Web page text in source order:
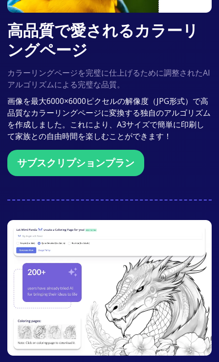
高品質で愛されるカラーリ
ングページ
カラーリングページを完璧に仕上げるために調整されたAI
アルゴリズムによる完璧な品質。
画像を最大6000×6000ピクセルの解像度（JPG形式）で高
品質なカラーリングページに変換する独自のアルゴリズム
を作成しました。これにより、A3サイズで簡単に印刷し
て家族との自由時間を楽しむことができます！
サブスクリプションプラン